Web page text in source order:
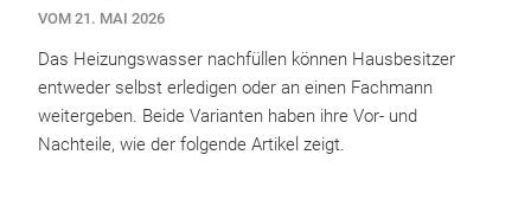
VOM 21. MAI 2026
Das Heizungswasser nachfüllen können Hausbesitzer
entweder selbst erledigen oder an einen Fachmann
weitergeben. Beide Varianten haben ihre Vor- und
Nachteile, wie der folgende Artikel zeigt.